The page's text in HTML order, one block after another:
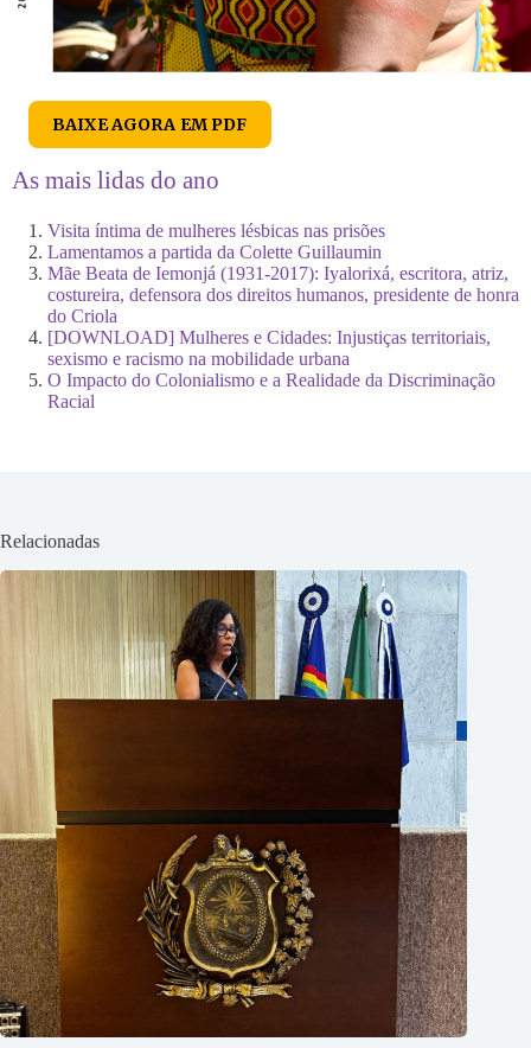
BAIXE AGORA EM PDF
As mais lidas do ano
Visita íntima de mulheres lésbicas nas prisões
Lamentamos a partida da Colette Guillaumin
Mãe Beata de Iemonjá (1931-2017): Iyalorixá, escritora, atriz,
costureira, defensora dos direitos humanos, presidente de honra
do Criola
[DOWNLOAD] Mulheres e Cidades: Injustiças territoriais,
sexismo e racismo na mobilidade urbana
O Impacto do Colonialismo e a Realidade da Discriminação
Racial
Relacionadas